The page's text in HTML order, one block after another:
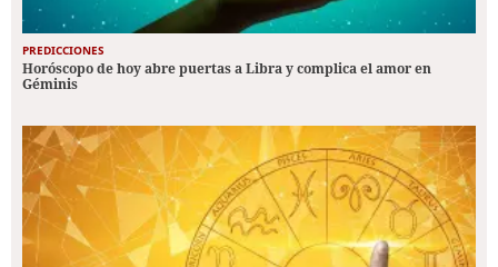
PREDICCIONES
Horóscopo de hoy abre puertas a Libra y complica el amor en
Géminis